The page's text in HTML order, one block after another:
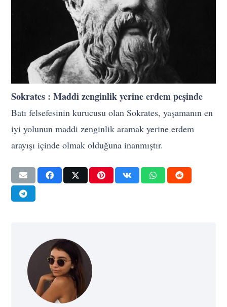
Sokrates : Maddi zenginlik yerine erdem peşinde
Batı felsefesinin kurucusu olan Sokrates, yaşamanın en
iyi yolunun maddi zenginlik aramak yerine erdem
arayışı içinde olmak olduğuna inanmıştır.